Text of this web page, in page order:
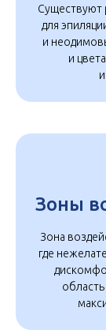
Существуют
для
и
и
Зоны
Зона
где